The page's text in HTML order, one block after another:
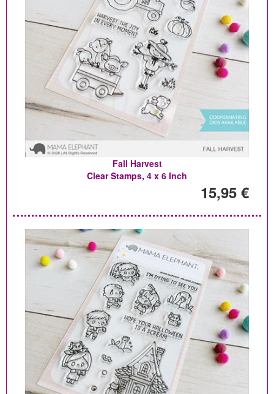
Fall Harvest
Clear Stamps, 4 x 6 Inch
15,95 €